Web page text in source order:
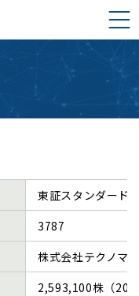
東証スタンダード
3787
株式会社テクノマ
2,593,100株（